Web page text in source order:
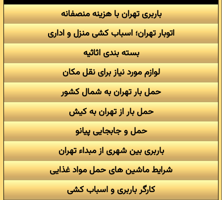
باربری تهران با هزینه منصفانه
اتوبار تهران؛ اسباب کشی منزل و اداری
بسته بندی اثاثیه
لوازم مورد نیاز برای نقل مکان
حمل بار تهران به شمال کشور
حمل بار از تهران به کیش
حمل و جابجایی پیانو
باربری بین شهری از مبداء تهران
شرایط ماشین های حمل مواد غذایی
کارگر باربری و اسباب کشی